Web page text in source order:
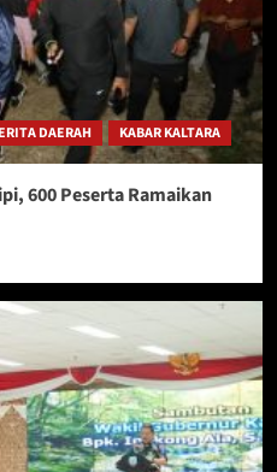
DAERAH KABAR KALTARA
600 Peserta Ramaikan